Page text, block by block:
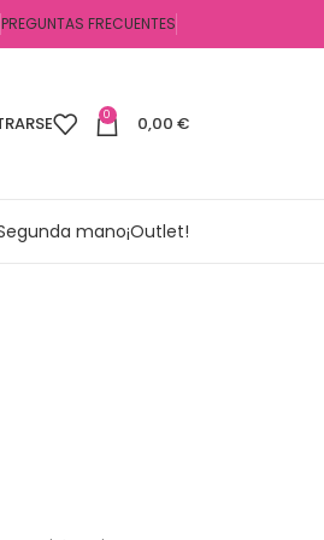
PREGUNTAS FRECUENTES
0 0,00 €
mano¡Outlet!